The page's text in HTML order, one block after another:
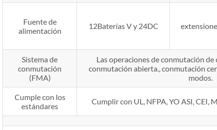
Fuente de
alimentación
12Baterías V y 24DC
Sistema de
conmutación
(FMA)
Las operaciones de conmutación de
conmutación abierta., conmutación
modos.
Cumple con los
estándares
Cumplir con UL, NFPA, YO ASI, CEI,